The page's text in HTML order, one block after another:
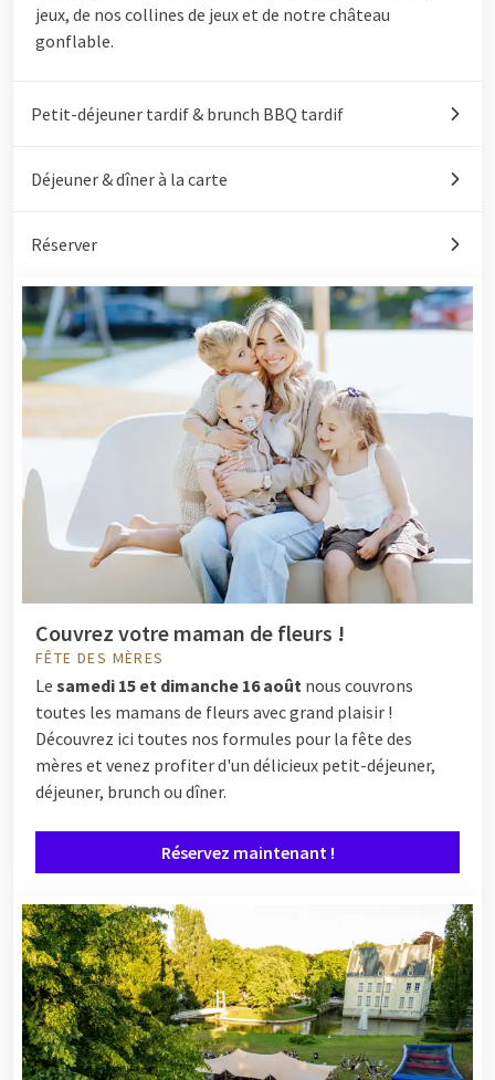
jeux, de nos collines de jeux et de notre château
gonflable.
Petit-déjeuner tardif & brunch BBQ tardif
Déjeuner & dîner à la carte
Réserver
Couvrez votre maman de fleurs !
FÊTE DES MÈRES
Le samedi 15 et dimanche 16 août nous couvrons
toutes les mamans de fleurs avec grand plaisir !
Découvrez ici toutes nos formules pour la fête des
mères et venez profiter d'un délicieux petit-déjeuner,
déjeuner, brunch ou dîner.
Réservez maintenant !